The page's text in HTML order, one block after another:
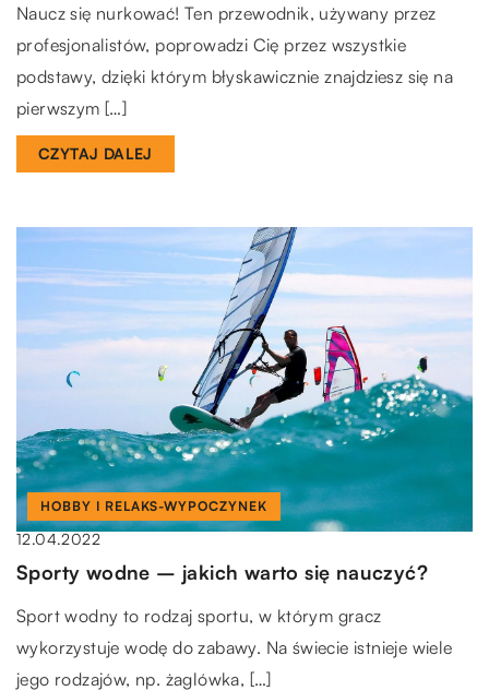
Naucz się nurkować! Ten przewodnik, używany przez
profesjonalistów, poprowadzi Cię przez wszystkie
podstawy, dzięki którym błyskawicznie znajdziesz się na
pierwszym […]
CZYTAJ DALEJ
HOBBY I RELAKS-WYPOCZYNEK
12.04.2022
Sporty wodne – jakich warto się nauczyć?
Sport wodny to rodzaj sportu, w którym gracz
wykorzystuje wodę do zabawy. Na świecie istnieje wiele
jego rodzajów, np. żaglówka, […]